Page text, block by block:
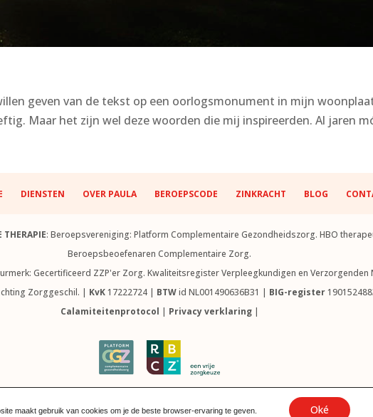
geven van de tekst op een oorlogsmonument in mijn
Maar het zijn wel deze woorden die mij inspireerden. Al jaren
DIENSTEN OVER PAULA BEROEPSCODE ZINKRACHT BLOG
: Beroepsvereniging: Platform Complementaire Gezondheidszorg. HBO
Beroepsbeoefenaren Complementaire Zorg.
Gecertificeerd ZZP'er Zorg. Kwaliteitsregister Verpleegkundigen en Verzorgenden
Zorggeschil. | KvK 17222724 | BTWid NL001490636B31 | BIG-register
Calamiteitenprotocol | Privacy verklaring|
nagemaakt of gereproduceerd zonder uitdrukkelijke toestemming van Paula
Website door Grafidi | Els Ruiters ©2026
maakt gebruik van cookies om je de beste browser-ervaring te geven. Oké